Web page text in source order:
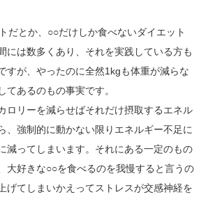
だとか、○○だけしか食べないダイエット
には数多くあり、それを実践している方も
すが、やったのに全然1kgも体重が減らな
てあるのもの事実です。
ロリーを減らせばそれだけ摂取するエネル
、強制的に動かない限りエネルギー不足に
減ってしまいます。それにある一定のもの
大好きな○○を食べるのを我慢すると言うの
げてしまいかえってストレスが交感神経を